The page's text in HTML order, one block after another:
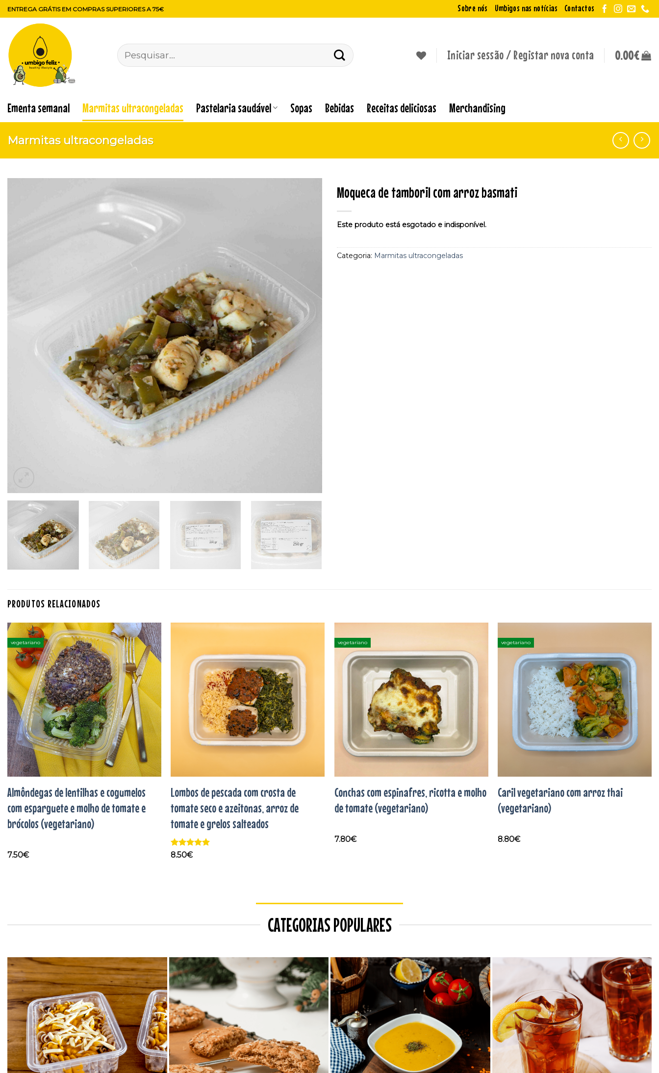
Skip
to
content
ENTREGA GRÁTIS EM COMPRAS SUPERIORES A 75€ Sobre nós Umbigos nas notícias Contactos
Pesquisar
por:
Iniciar sessão / Registar nova conta 0.00€
Ementa semanal Marmitas ultracongeladas Pastelaria saudável Sopas Bebidas Receitas deliciosas Merchandising
Marmitas ultracongeladas
Moqueca de tamboril com arroz basmati
Este produto está esgotado e indisponível.
Categoria: Marmitas ultracongeladas
PRODUTOS RELACIONADOS
vegetariano
Adicionar
aos
favoritos
Almôndegas de lentilhas e cogumelos
com esparguete e molho de tomate e
brócolos (vegetariano)
7.50€
aos
favoritos
Lombos de pescada com crosta de
tomate seco e azeitonas, arroz de
tomate e grelos salteados
Avaliação
8.50€
vegetariano
Adicionar
aos
favoritos
Conchas com espinafres, ricotta e molho
de tomate (vegetariano)
7.80€
vegetariano
Adicionar
aos
favoritos
Caril vegetariano com arroz thai
(vegetariano)
8.80€
CATEGORIAS POPULARES